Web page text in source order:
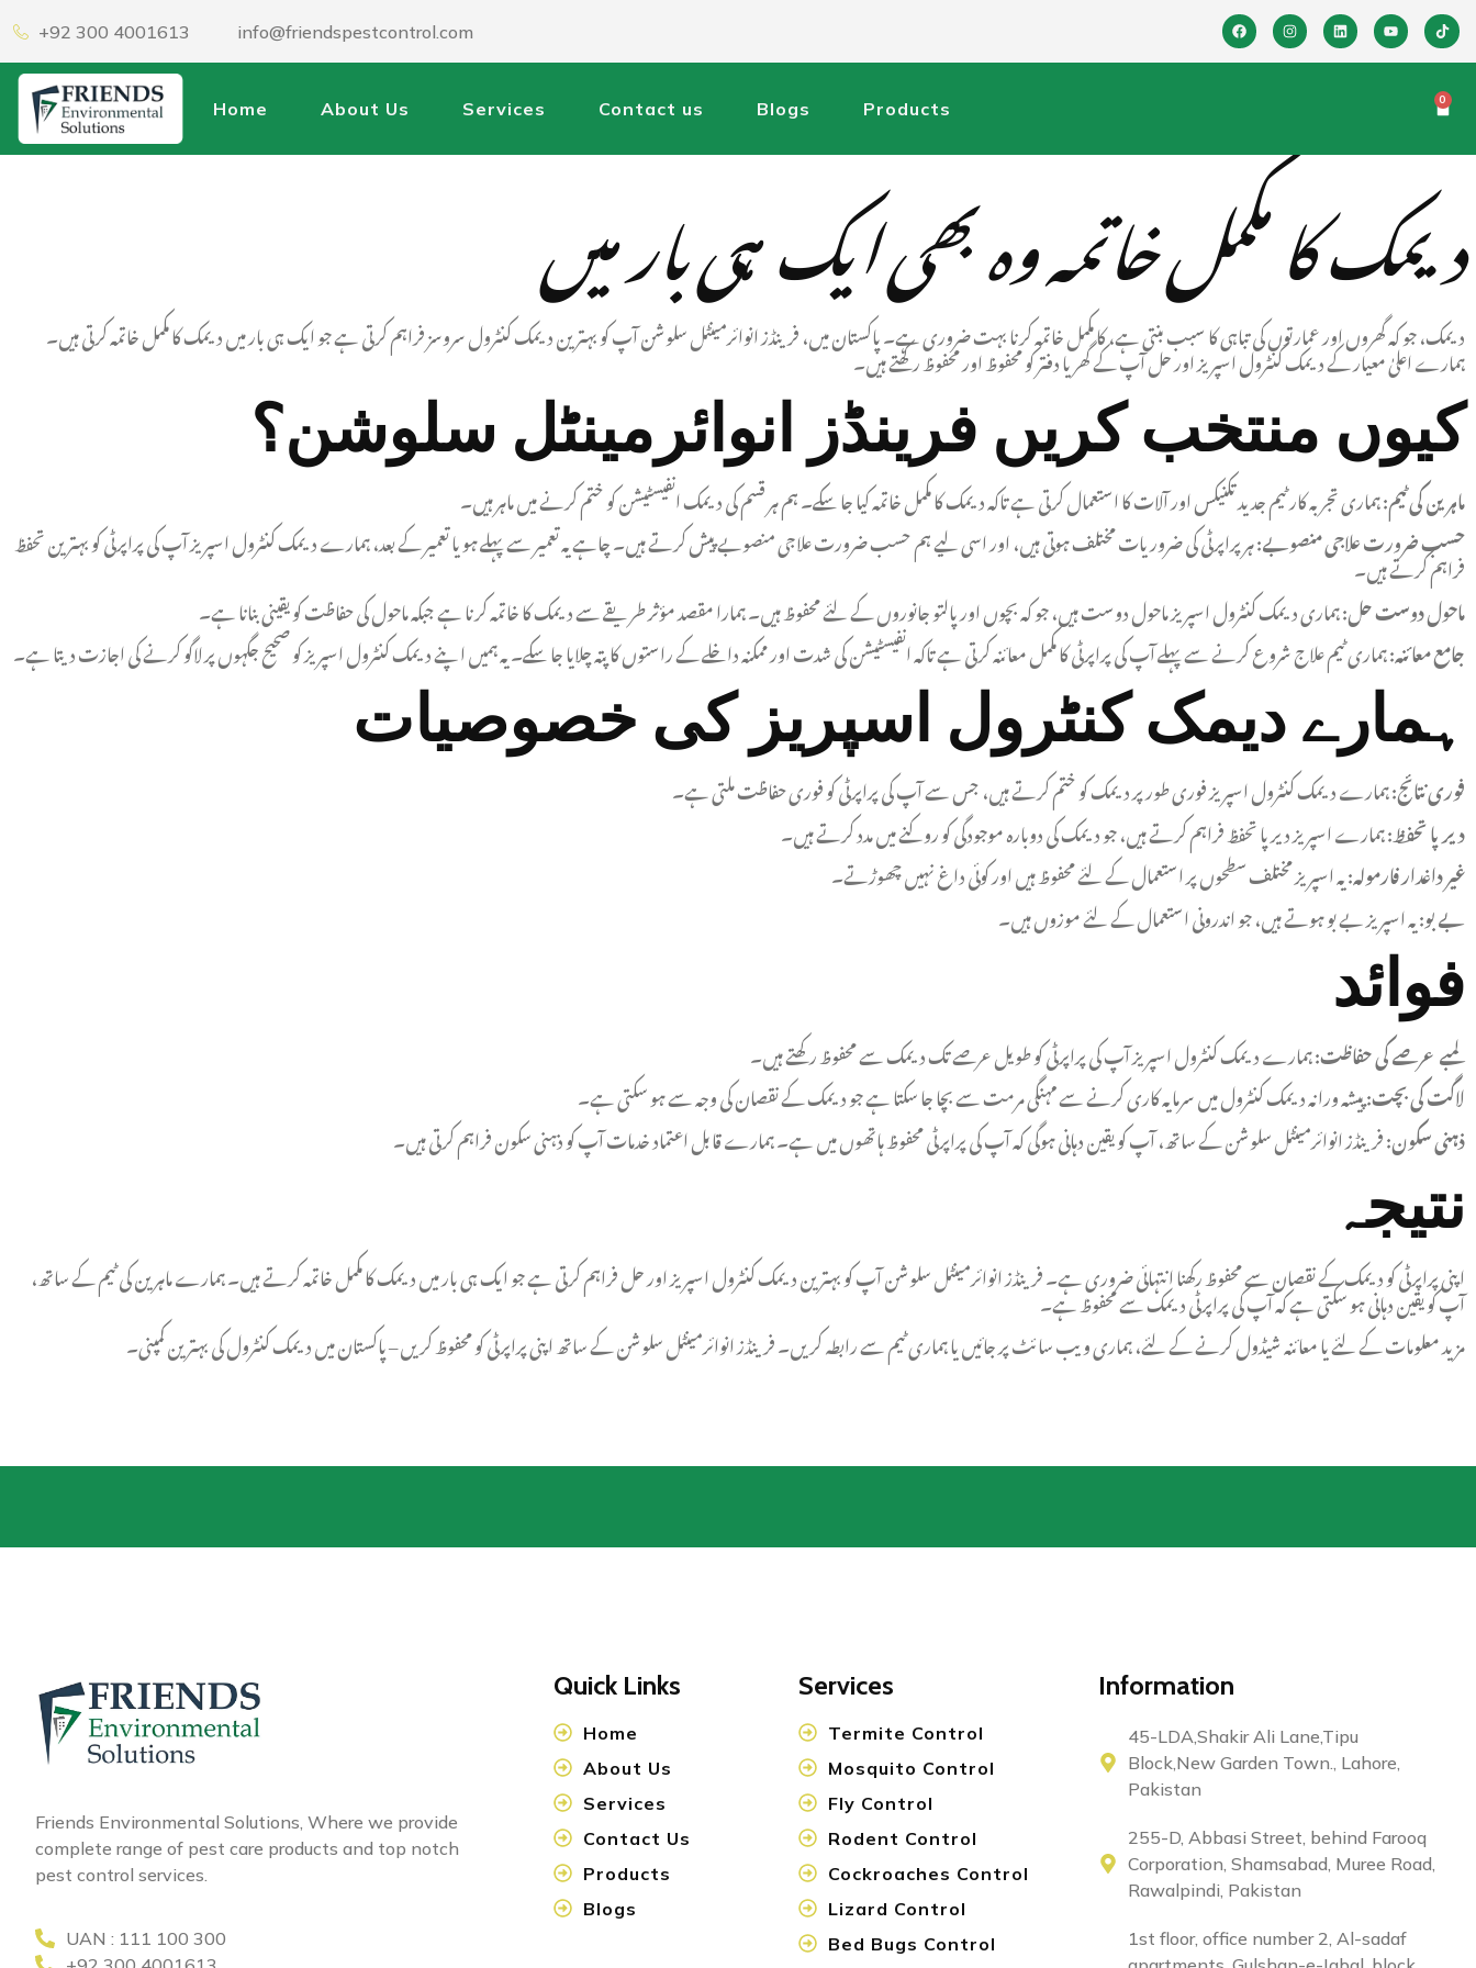
+92 300 4001613 info@friendspestcontrol.com
Home About Us Services Contact us Blogs Products 0
دیمک کا مکمل خاتمہ وہ بھی ایک ہی بار میں
دیمک، جو کہ گھروں اور عمارتوں کی تباہی کا سبب بنتی ہے، کا مکمل خاتمہ کرنا بہت ضروری ہے۔ پاکستان میں، فرینڈز انوائرمینٹل سلوشن آپ کو بہترین دیمک کنٹرول سروسز فراہم کرتی ہے جو ایک ہی بار میں دیمک کا مکمل خاتمہ کرتی ہیں۔
ہمارے اعلیٰ معیار کے دیمک کنٹرول اسپریز اور حل آپ کے گھر یا دفتر کو محفوظ اور محفوظ رکھتے ہیں۔
کیوں منتخب کریں فرینڈز انوائرمینٹل سلوشن؟
ماہرین کی ٹیم:ہماری تجربہ کار ٹیم جدید تکنیکس اور آلات کا استعمال کرتی ہے تاکہ دیمک کا مکمل خاتمہ کیا جا سکے۔ ہم ہر قسم کی دیمک انفیسٹیشن کو ختم کرنے میں ماہر ہیں۔
حسب ضرورت علاجی منصوبے:ہر پراپرٹی کی ضروریات مختلف ہوتی ہیں، اور اسی لیے ہم حسب ضرورت علاجی منصوبے پیش کرتے ہیں۔ چاہے یہ تعمیر سے پہلے ہو یا تعمیر کے بعد، ہمارے دیمک کنٹرول اسپریز آپ کی پراپرٹی کو بہترین تحفظ
فراہم کرتے ہیں۔
ماحول دوست حل:ہماری دیمک کنٹرول اسپریز ماحول دوست ہیں، جو کہ بچوں اور پالتو جانوروں کے لئے محفوظ ہیں۔ ہمارا مقصد مؤثر طریقے سے دیمک کا خاتمہ کرنا ہے جبکہ ماحول کی حفاظت کو یقینی بنانا ہے۔
جامع معائنہ:ہماری ٹیم علاج شروع کرنے سے پہلے آپ کی پراپرٹی کا مکمل معائنہ کرتی ہے تاکہ انفیسٹیشن کی شدت اور ممکنہ داخلے کے راستوں کا پتہ چلایا جا سکے۔ یہ ہمیں اپنے دیمک کنٹرول اسپریز کو صحیح جگہوں پر لاگو کرنے کی اجازت دیتا ہے۔
ہمارے دیمک کنٹرول اسپریز کی خصوصیات
فوری نتائج:ہمارے دیمک کنٹرول اسپریز فوری طور پر دیمک کو ختم کرتے ہیں، جس سے آپ کی پراپرٹی کو فوری حفاظت ملتی ہے۔
دیرپا تحفظ:ہمارے اسپریز دیرپا تحفظ فراہم کرتے ہیں، جو دیمک کی دوبارہ موجودگی کو روکنے میں مدد کرتے ہیں۔
غیر داغدار فارمولہ:یہ اسپریز مختلف سطحوں پر استعمال کے لئے محفوظ ہیں اور کوئی داغ نہیں چھوڑتے۔
بے بو:یہ اسپریز بے بو ہوتے ہیں، جو اندرونی استعمال کے لئے موزوں ہیں۔
فوائد
لمبے عرصے کی حفاظت:ہمارے دیمک کنٹرول اسپریز آپ کی پراپرٹی کو طویل عرصے تک دیمک سے محفوظ رکھتے ہیں۔
لاگت کی بچت:پیشہ ورانہ دیمک کنٹرول میں سرمایہ کاری کرنے سے مہنگی مرمت سے بچا جا سکتا ہے جو دیمک کے نقصان کی وجہ سے ہو سکتی ہے۔
ذہنی سکون:فرینڈز انوائرمینٹل سلوشن کے ساتھ، آپ کو یقین دہانی ہوگی کہ آپ کی پراپرٹی محفوظ ہاتھوں میں ہے۔ ہمارے قابل اعتماد خدمات آپ کو ذہنی سکون فراہم کرتی ہیں۔
نتیجہ
اپنی پراپرٹی کو دیمک کے نقصان سے محفوظ رکھنا انتہائی ضروری ہے۔ فرینڈز انوائرمینٹل سلوشن آپ کو بہترین دیمک کنٹرول اسپریز اور حل فراہم کرتی ہے جو ایک ہی بار میں دیمک کا مکمل خاتمہ کرتے ہیں۔ ہمارے ماہرین کی ٹیم کے ساتھ،
آپ کو یقین دہانی ہو سکتی ہے کہ آپ کی پراپرٹی دیمک سے محفوظ ہے۔
مزید معلومات کے لئے یا معائنہ شیڈول کرنے کے لئے، ہماری ویب سائٹ پر جائیں یا ہماری ٹیم سے رابطہ کریں۔ فرینڈز انوائرمینٹل سلوشن کے ساتھ اپنی پراپرٹی کو محفوظ کریں – پاکستان میں دیمک کنٹرول کی بہترین کمپنی۔
Friends Environmental Solutions, Where we provide
complete range of pest care products and top notch
pest control services.
UAN : 111 100 300
Quick Links
Home
About Us
Services
Contact Us
Products
Blogs
Services
Termite Control
Mosquito Control
Fly Control
Rodent Control
Cockroaches Control
Lizard Control
Bed Bugs Control
Information
45-LDA,Shakir Ali Lane,Tipu
Block,New Garden Town., Lahore,
Pakistan
255-D, Abbasi Street, behind Farooq
Corporation, Shamsabad, Muree Road,
Rawalpindi, Pakistan
1st floor, office number 2, Al-sadaf